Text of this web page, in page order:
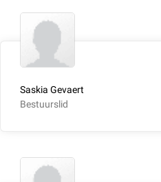
Saskia Gevaert
Bestuurslid